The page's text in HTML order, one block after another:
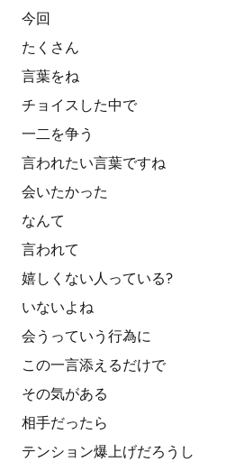
今回
たくさん
言葉をね
チョイスした中で
一二を争う
言われたい言葉ですね
会いたかった
なんて
言われて
嬉しくない人っている?
いないよね
会うっていう行為に
この一言添えるだけで
その気がある
相手だったら
テンション爆上げだろうし